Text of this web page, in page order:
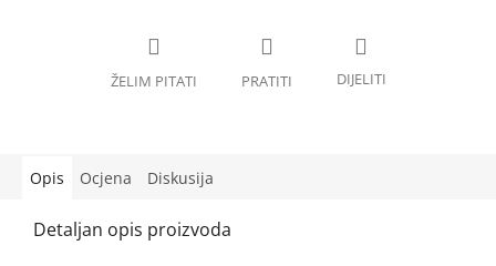
Opis Ocjena Diskusija